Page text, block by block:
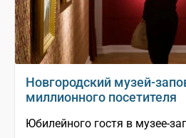
Новгородский музей-
миллионного посетителя
Юбилейного гостя в музее-